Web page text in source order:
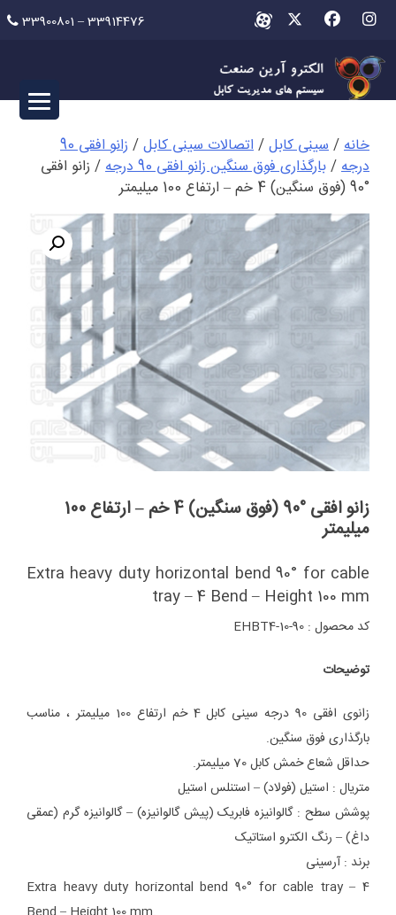
Skip
content
33900801 – 33914476
خانه/سینی کابل/اتصالات سینی کابل/
زانو افقی 90
درجه/بارگذاری فوق سنگین زانو افقی 90 درجه
/ زانو افقی
°90 (فوق سنگین) 4 خم – ارتفاع 100 میلیمتر
زانو افقی °90 (فوق سنگین) 4 خم – ارتفاع 100
میلیمتر
Extra heavy duty horizontal bend 90° for cable
tray – 4 Bend – Height 100 mm
کد محصول : EHBT4-10-90
توضیحات
زانوی افقی 90 درجه سینی کابل 4 خم ارتفاع 100 میلیمتر ، مناسب
بارگذاری فوق سنگین.
حداقل شعاع خمش کابل 70 میلیمتر.
متریال : استیل (فولاد) – استنلس استیل
پوشش سطح : گالوانیزه فابریک (پیش گالوانیزه) – گالوانیزه گرم (عمقی
داغ) – رنگ الکترو استاتیک
برند : آرسینی
Extra heavy duty horizontal bend 90° for cable tray – 4